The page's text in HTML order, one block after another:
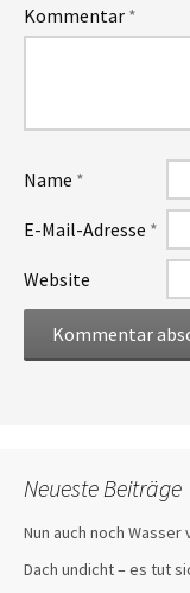
Kommentar *
Name *
E-Mail-Adresse *
Website
Neueste Beiträge
Nun auch noch Wasser
Dach undicht – es tut